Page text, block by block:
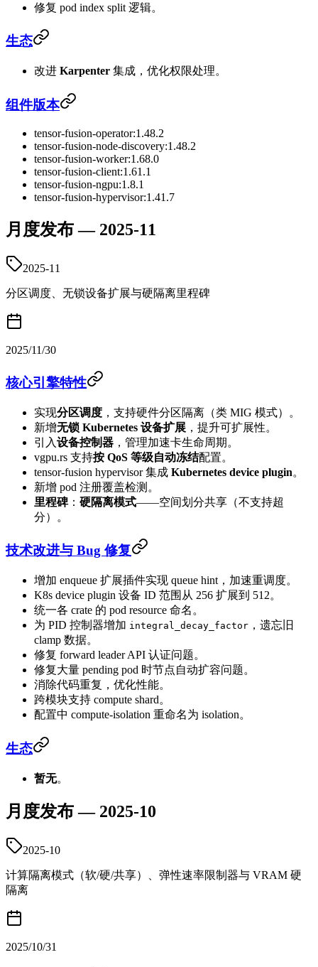
修复 pod index split 逻辑。
生态
改进 Karpenter 集成，优化权限处理。
组件版本
tensor-fusion-operator:1.48.2
tensor-fusion-node-discovery:1.48.2
tensor-fusion-worker:1.68.0
tensor-fusion-client:1.61.1
tensor-fusion-ngpu:1.8.1
tensor-fusion-hypervisor:1.41.7
月度发布 — 2025-11
2025-11
分区调度、无锁设备扩展与硬隔离里程碑
2025/11/30
核心引擎特性
实现分区调度 ，支持硬件分区隔离（类 MIG 模式）。
新增无锁 Kubernetes 设备扩展 ，提升可扩展性。
引入设备控制器 ，管理加速卡生命周期。
vgpu.rs 支持按 QoS 等级自动冻结配置。
tensor-fusion hypervisor 集成 Kubernetes device plugin。
新增 pod 注册覆盖检测。
里程碑： 硬隔离模式——空间划分共享（不支持超
分）。
技术改进与 Bug 修复
增加 enqueue 扩展插件实现 queue hint，加速重调度。
K8s device plugin 设备 ID 范围从 256 扩展到 512。
统一各 crate 的 pod resource 命名。
为 PID 控制器增加 integral_decay_factor ，遗忘旧
clamp 数据。
修复 forward leader API 认证问题。
修复大量 pending pod 时节点自动扩容问题。
消除代码重复，优化性能。
跨模块支持 compute shard。
配置中 compute-isolation 重命名为 isolation。
生态
暂无。
月度发布 — 2025-10
2025-10
计算隔离模式（软/硬/共享）、弹性速率限制器与 VRAM 硬
隔离
2025/10/31